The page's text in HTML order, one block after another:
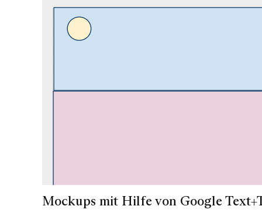
Mockups mit Hilfe von Google